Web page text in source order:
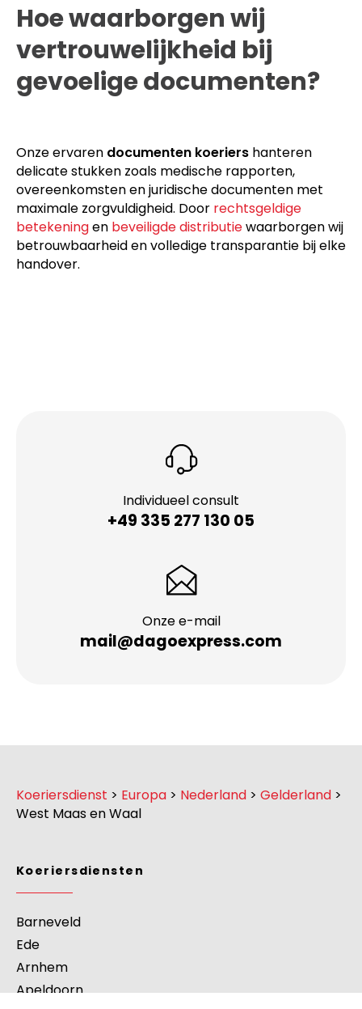
Hoe waarborgen wij
vertrouwelijkheid bij
gevoelige documenten?
Onze ervaren documenten koeriers hanteren
delicate stukken zoals medische rapporten,
overeenkomsten en juridische documenten met
maximale zorgvuldigheid. Door rechtsgeldige
betekeningen beveiligde distributiewaarborgen wij
betrouwbaarheid en volledige transparantie bij elke
handover.
Individueel consult
+49 335 277 130 05
Onze e-mail
mail@dagoexpress.com
Koeriersdienst > Europa > Nederland > Gelderland >
West Maas en Waal
Koeriersdiensten
Barneveld
Ede
Arnhem
Apeldoorn